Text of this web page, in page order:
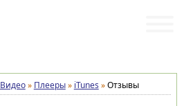
Видео» Плееры» iTunes »Отзывы